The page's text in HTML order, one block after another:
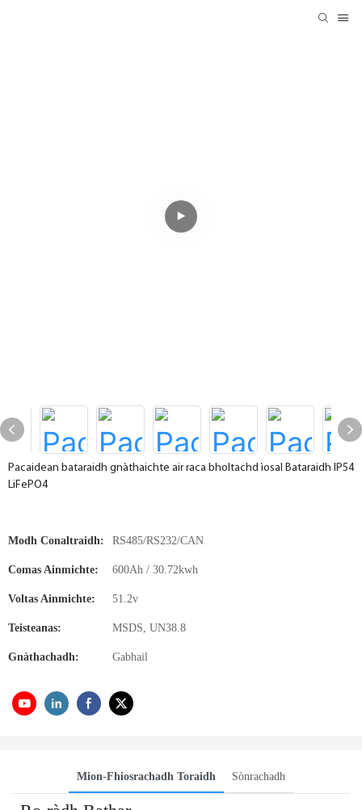
Pacaidean bataraidh gnàthaichte air raca bholtachd ìosal Bataraidh IP54
LiFePO4
Modh Conaltraidh: RS485/RS232/CAN
Comas Ainmichte: 600Ah / 30.72kwh
Voltas Ainmichte: 51.2v
Teisteanas: MSDS, UN38.8
Gnàthachadh: Gabhail
Mion-Fhiosrachadh Toraidh Sònrachadh